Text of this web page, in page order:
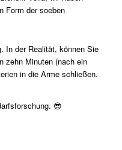
Form der soeben
In der Realität, können Sie
zehn Minuten (nach ein
in die Arme schließen.
😎